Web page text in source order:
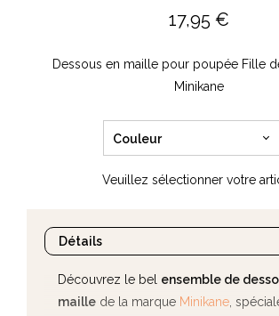
17,95 €
Dessous en maille pour poupée Fille
Minikane
Couleur
Veuillez sélectionner votre
Détails
Découvrez le bel ensemble de
maille de la marque Minikane ,